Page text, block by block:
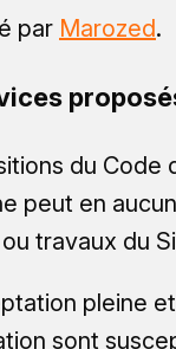
par Marozed.
du Code
peut en
travaux du
pleine
sont